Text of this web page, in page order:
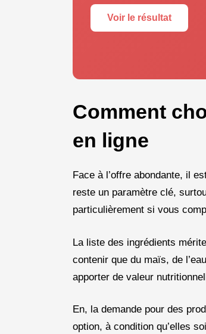
Voir le résultat
Comment
en ligne
Face à l’offre abondante, il
reste un paramètre clé,
particulièrement si vous
La liste des ingrédients
contenir que du maïs, de
apporter de valeur
En, la demande pour des
option, à condition qu’elles